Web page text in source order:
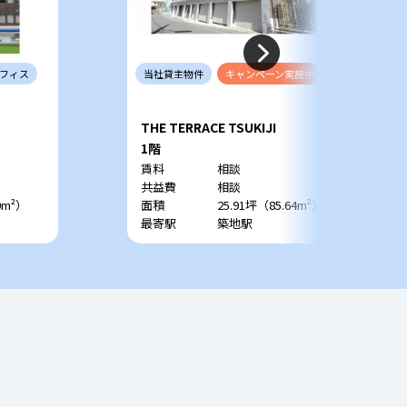
ィス
）
当社貸主物件 キャンペーン実施中
THE TERRACE TSUKIJI
1階
賃料
相談
共益費
相談
面積
25.91坪（85.64m²）
最寄駅
築地駅